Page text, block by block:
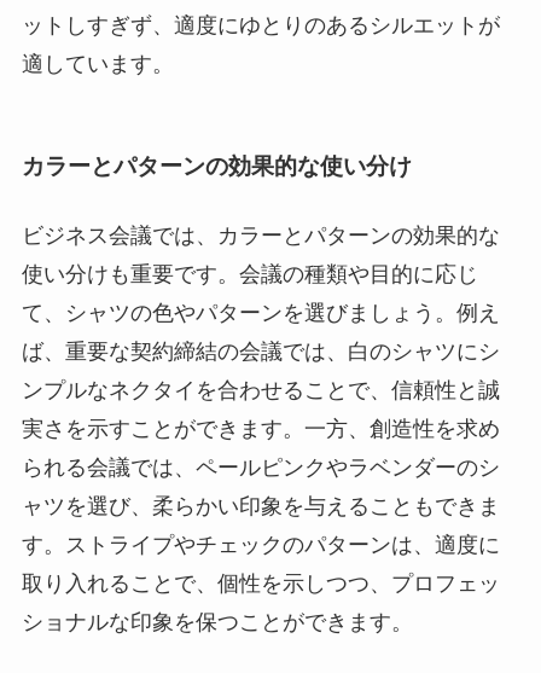
ットしすぎず、適度にゆとりのあるシルエットが
適しています。
カラーとパターンの効果的な使い分け
ビジネス会議では、カラーとパターンの効果的な
使い分けも重要です。会議の種類や目的に応じ
て、シャツの色やパターンを選びましょう。例え
ば、重要な契約締結の会議では、白のシャツにシ
ンプルなネクタイを合わせることで、信頼性と誠
実さを示すことができます。一方、創造性を求め
られる会議では、ペールピンクやラベンダーのシ
ャツを選び、柔らかい印象を与えることもできま
す。ストライプやチェックのパターンは、適度に
取り入れることで、個性を示しつつ、プロフェッ
ショナルな印象を保つことができます。